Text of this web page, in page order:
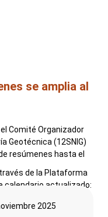
se amplia al
Comité Organizador
Geotécnica (12SNIG)
resúmenes hasta el
de la Plataforma
calendario actualizado:
2025